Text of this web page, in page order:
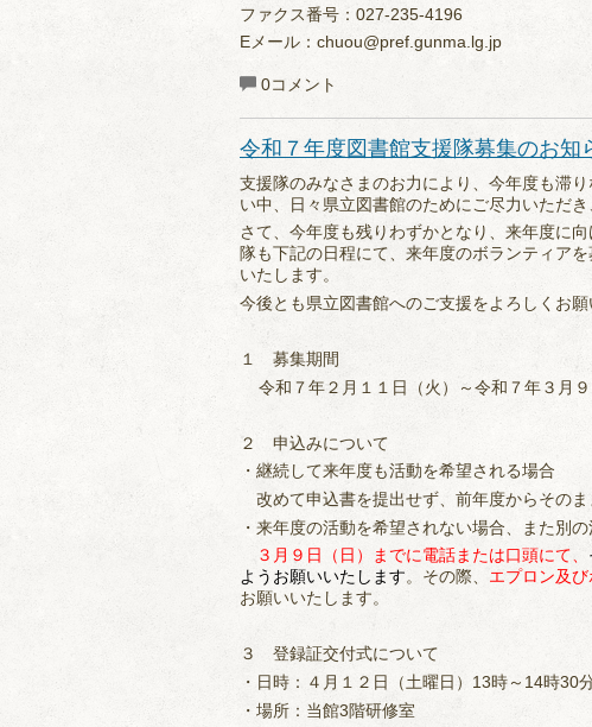
ファクス番号：027-235-4196
Eメール：chuou@pref.gunma.lg.jp
0コメント
令和７年度図書館支援隊募集のお知
支援隊のみなさまのお力により、今年度も滞
い中、日々県立図書館のためにご尽力いただ
さて、今年度も残りわずかとなり、来年度に
隊も下記の日程にて、来年度のボランティア
いたします。
今後とも県立図書館へのご支援をよろしくお願
１ 募集期間
令和７年２月１１日（火）～令和７年３月９
２ 申込みについて
・継続して来年度も活動を希望される場合
改めて申込書を提出せず、前年度からそのま
・来年度の活動を希望されない場合、また別
３月９日（日）までに電話または口頭にて、
ようお願いいたします。その際、 エプロン及
お願いいたします。
３ 登録証交付式について
・日時：４月１２日（土曜日）13時～14時30
・場所：当館3階研修室